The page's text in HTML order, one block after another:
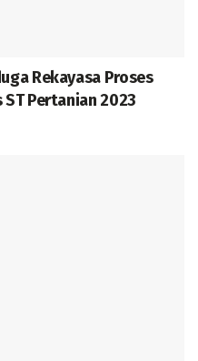
Rekayasa Proses
Pertanian 2023